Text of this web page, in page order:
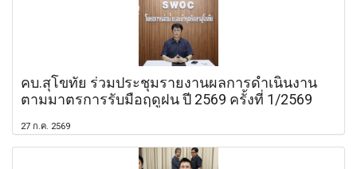
คบ.สุโขทัย ร่วมประชุมรายงานผลการดำเนินงาน
ตามมาตรการรับมือฤดูฝน ปี 2569 ครั้งที่ 1/2569
27 ก.ค. 2569